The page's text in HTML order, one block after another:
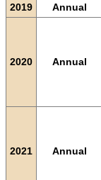
2019
Annual
2020 Annual
2021 Annual